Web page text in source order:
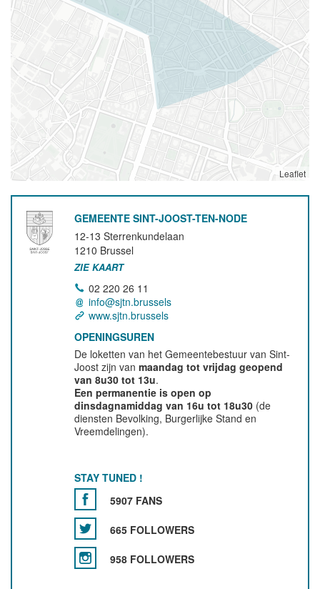
Leaflet
GEMEENTE SINT-JOOST-TEN-NODE
12-13 Sterrenkundelaan
1210 Brussel
ZIE KAART
02 220 26 11
info@sjtn.brussels
www.sjtn.brussels
OPENINGSUREN
De loketten van het Gemeentebestuur van Sint-
Joost zijn vanmaandag tot vrijdag geopend
van 8u30 tot 13u.
Een permanentie is open op
dinsdagnamiddag van 16u tot 18u30 (de
diensten Bevolking, Burgerlijke Stand en
Vreemdelingen).
STAY TUNED !
5907 FANS
665 FOLLOWERS
958 FOLLOWERS